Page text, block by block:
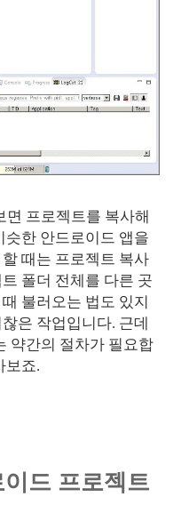
프로젝트를 복사해
슷한 안드로이드 앱을
때는 프로젝트 복사
폴더 전체를 다른 곳
불러오는 법도 있지
은 작업입니다. 근데
약간의 절차가 필요합
보죠.
드 프로젝트